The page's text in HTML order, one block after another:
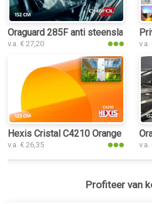
Oraguard 285F anti steenslag
v.a. € 27,20 v.a.
Hexis Cristal C4210 Orange folie
v.a. € 26,35 v.a.
Profiteer van